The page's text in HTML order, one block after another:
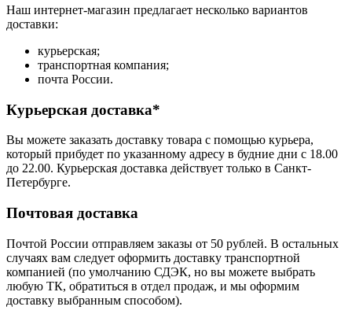
Наш интернет-магазин предлагает несколько вариантов
доставки:
курьерская;
транспортная компания;
почта России.
Курьерская доставка*
Вы можете заказать доставку товара с помощью курьера,
который прибудет по указанному адресу в будние дни с 18.00
до 22.00. Курьерская доставка действует только в Санкт-
Петербурге.
Почтовая доставка
Почтой России отправляем заказы от 50 рублей. В остальных
случаях вам следует оформить доставку транспортной
компанией (по умолчанию СДЭК, но вы можете выбрать
любую ТК, обратиться в отдел продаж, и мы оформим
доставку выбранным способом).